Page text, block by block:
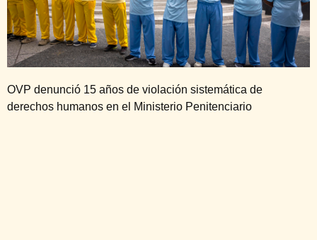
OVP denunció 15 años de violación sistemática de
derechos humanos en el Ministerio Penitenciario